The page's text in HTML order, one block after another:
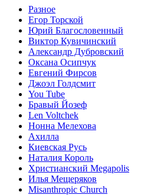
Разное
Егор Торской
Юрий Благословенный
Виктор Кувичинский
Александр Дубровский
Оксана Осипчук
Евгений Фирсов
Джоэл Голдсмит
You Tube
Бравый Йозеф
Len Voltchek
Нонна Мелехова
Ахилла
Киевская Русь
Наталия Король
Христианский Megapolis
Илья Мещеряков
Misanthropic Church